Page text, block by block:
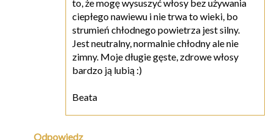
to, że mogę wysuszyć włosy bez używania
ciepłego nawiewu i nie trwa to wieki, bo
strumień chłodnego powietrza jest silny.
Jest neutralny, normalnie chłodny ale nie
zimny. Moje długie gęste, zdrowe włosy
bardzo ją lubią :)
Beata
Odpowiedz